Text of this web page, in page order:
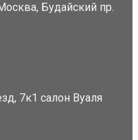
Будайский пр.
7к1 салон Вуаля